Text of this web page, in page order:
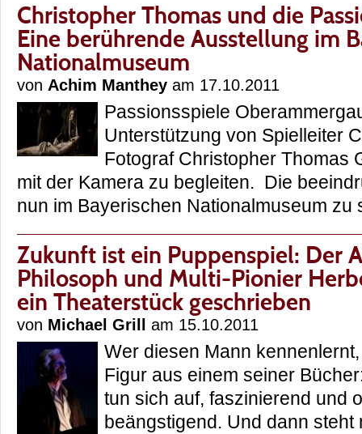
Christopher Thomas und die
Eine berührende Ausstellung im
Nationalmuseum
von Achim Manthey am 17.10.2011
Passionsspiele
Unterstützung von Spielleiter
Fotograf Christopher Thomas
mit der Kamera zu begleiten. Die
nun im Bayerischen Nationalmuseum
Zukunft ist ein Puppenspiel: Der
Philosoph und Multi-Pionier
ein Theaterstück geschrieben
von Michael Grill am 15.10.2011
Wer diesen Mann
Figur aus einem seiner
tun sich auf, faszinierend und
beängstigend. Und dann